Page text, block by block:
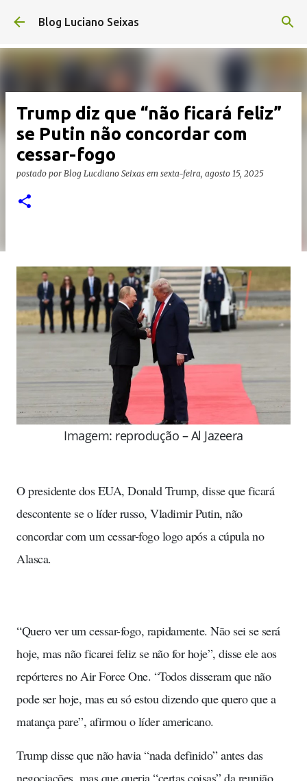
Pular para o conteúdo principal
Blog Luciano Seixas
Trump diz que “não ficará feliz”
se Putin não concordar com
cessar-fogo
postado por Blog Lucdiano Seixas em sexta-feira, agosto 15, 2025
Imagem: reprodução – Al Jazeera
O presidente dos EUA, Donald Trump, disse que ficará
descontente se o líder russo, Vladimir Putin, não
concordar com um cessar-fogo logo após a cúpula no
Alasca.
“Quero ver um cessar-fogo, rapidamente. Não sei se será
hoje, mas não ficarei feliz se não for hoje”, disse ele aos
repórteres no Air Force One. “Todos disseram que não
pode ser hoje, mas eu só estou dizendo que quero que a
matança pare”, afirmou o líder americano.
Trump disse que não havia “nada definido” antes das
negociações, mas que queria “certas coisas” da reunião,